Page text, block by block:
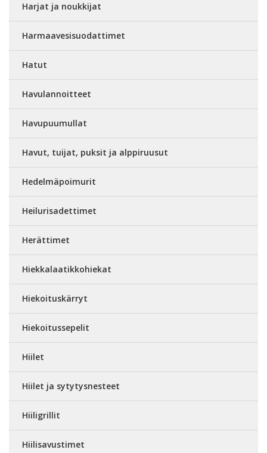
Harjat ja noukkijat
Harmaavesisuodattimet
Hatut
Havulannoitteet
Havupuumullat
Havut, tuijat, puksit ja alppiruusut
Hedelmäpoimurit
Heilurisadettimet
Herättimet
Hiekkalaatikkohiekat
Hiekoituskärryt
Hiekoitussepelit
Hiilet
Hiilet ja sytytysnesteet
Hiiligrillit
Hiilisavustimet